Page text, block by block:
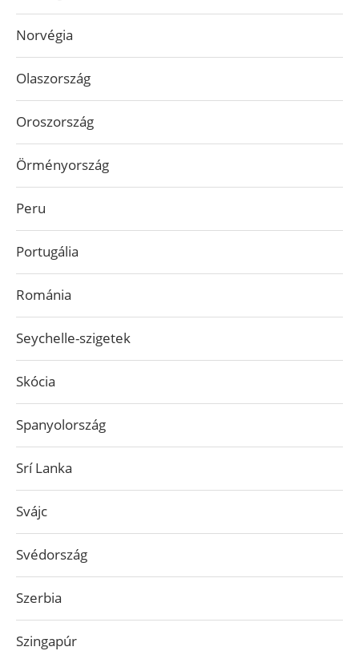
Norvégia
Olaszország
Oroszország
Örményország
Peru
Portugália
Románia
Seychelle-szigetek
Skócia
Spanyolország
Srí Lanka
Svájc
Svédország
Szerbia
Szingapúr